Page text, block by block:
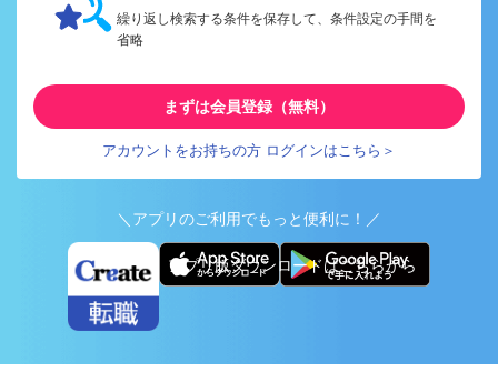
繰り返し検索する条件を保存して、条件設定の手間を
省略
まずは会員登録（無料）
アカウントをお持ちの方 ログインはこちら＞
＼アプリのご利用でもっと便利に！／
アプリ版ダウンロードはこちらから